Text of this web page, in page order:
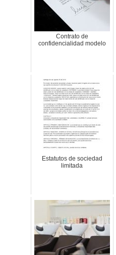
Contrato de
confidencialidad modelo
Estatutos de sociedad
limitada